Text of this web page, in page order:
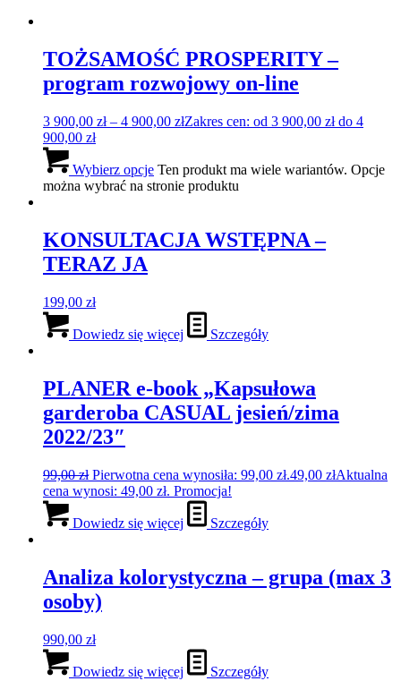
TOŻSAMOŚĆ PROSPERITY –
program rozwojowy on-line
3 900,00 zł – 4 900,00 złZakres cen: od 3 900,00 zł do 4
900,00 zł
Wybierz opcje Ten produkt ma wiele wariantów. Opcje
można wybrać na stronie produktu
KONSULTACJA WSTĘPNA –
TERAZ JA
199,00 zł
Dowiedz się więcej Szczegóły
PLANER e-book „Kapsułowa
garderoba CASUAL jesień/zima
2022/23″
99,00zł Pierwotna cena wynosiła: 99,00 zł.49,00 złAktualna
cena wynosi: 49,00 zł. Promocja!
Dowiedz się więcej Szczegóły
Analiza kolorystyczna – grupa (max 3
osoby)
990,00 zł
Dowiedz się więcej Szczegóły